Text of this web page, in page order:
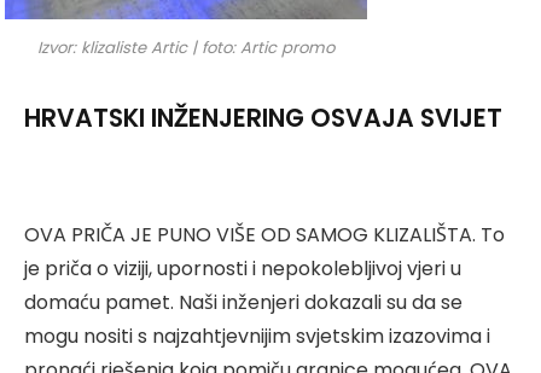
Izvor: klizaliste Artic | foto: Artic promo
HRVATSKI INŽENJERING OSVAJA SVIJET
OVA PRIČA JE PUNO VIŠE OD SAMOG KLIZALIŠTA. To
je priča o viziji, upornosti i nepokolebljivoj vjeri u
domaću pamet. Naši inženjeri dokazali su da se
mogu nositi s najzahtjevnijim svjetskim izazovima i